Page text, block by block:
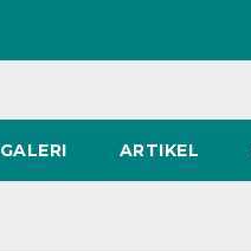
GALERI ARTIKEL